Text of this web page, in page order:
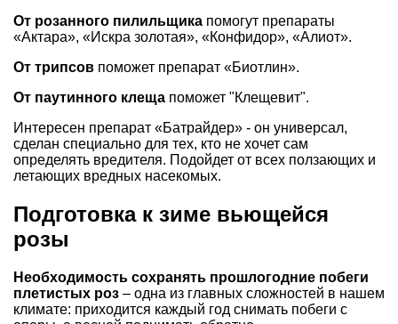
От розанного пилильщика помогут препараты
«Актара», «Искра золотая», «Конфидор», «Алиот».
От трипсов поможет препарат «Биотлин».
От паутинного клеща поможет "Клещевит".
Интересен препарат «Батрайдер» - он универсал,
сделан специально для тех, кто не хочет сам
определять вредителя. Подойдет от всех ползающих и
летающих вредных насекомых.
Подготовка к зиме вьющейся
розы
Необходимость сохранять прошлогодние побеги
плетистых роз – одна из главных сложностей в нашем
климате: приходится каждый год снимать побеги с